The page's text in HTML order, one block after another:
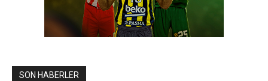
SON HABERLER